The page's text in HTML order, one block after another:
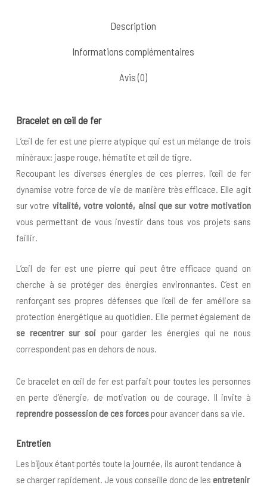
Description
Informations complémentaires
Avis (0)
Bracelet en œil de fer
L’œil de fer est une pierre atypique qui est un mélange de trois
minéraux: jaspe rouge, hématite et œil de tigre.
Recoupant les diverses énergies de ces pierres, l’œil de fer
dynamise votre force de vie de manière très efficace. Elle agit
sur votre vitalité, votre volonté, ainsi que sur votre motivation
vous permettant de vous investir dans tous vos projets sans
faillir.
L’œil de fer est une pierre qui peut être efficace quand on
cherche à se protéger des énergies environnantes. C’est en
renforçant ses propres défenses que l’œil de fer améliore sa
protection énergétique au quotidien. Elle permet également de
se recentrer sur soi pour garder les énergies qui ne nous
correspondent pas en dehors de nous.
Ce bracelet en œil de fer est parfait pour toutes les personnes
en perte d’énergie, de motivation ou de courage. Il invite à
reprendre possession de ces forcespour avancer dans sa vie.
Entretien
Les bijoux étant portés toute la journée, ils auront tendance à
se charger rapidement. Je vous conseille donc de les entretenir